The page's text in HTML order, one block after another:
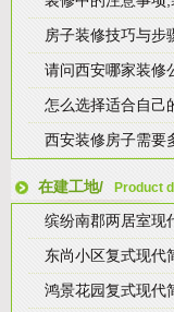
房子装修技巧与步
请问西安哪家装修
怎么选择适合自己
西安装修房子需要
在建工地/ Product
缤纷南郡两居室现
东尚小区复式现代
鸿景花园复式现代